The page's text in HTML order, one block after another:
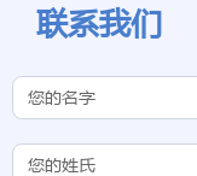
联系我们
Contact Us
(Chinese
Subdomain)